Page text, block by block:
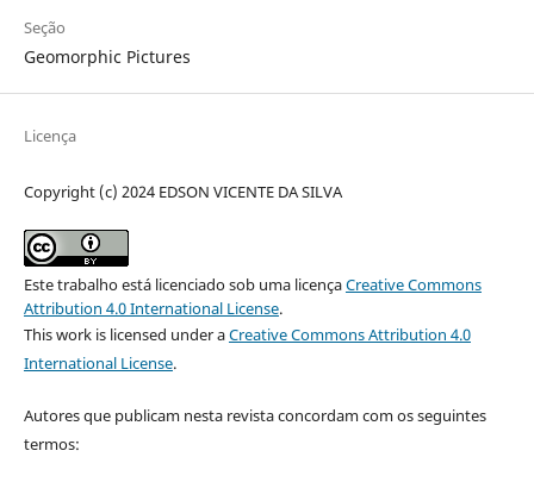
Seção
Geomorphic Pictures
Licença
Copyright (c) 2024 EDSON VICENTE DA SILVA
Este trabalho está licenciado sob uma licençaCreative Commons
Attribution 4.0 International License.
This work is licensed under aCreative Commons Attribution 4.0
International License.
Autores que publicam nesta revista concordam com os seguintes
termos: